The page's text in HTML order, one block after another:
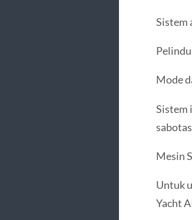
Sistem
Mode
Sistem
Mesin
Untuk
Yacht